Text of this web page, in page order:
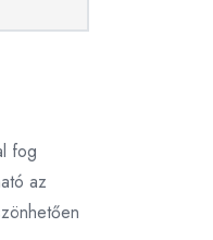
fog
az